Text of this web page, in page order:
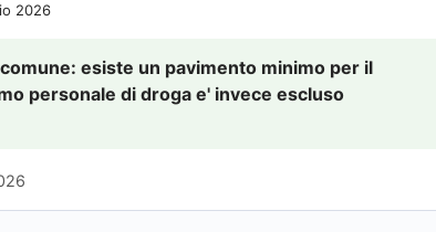
2026
esiste un pavimento minimo per il
personale di droga e' invece escluso